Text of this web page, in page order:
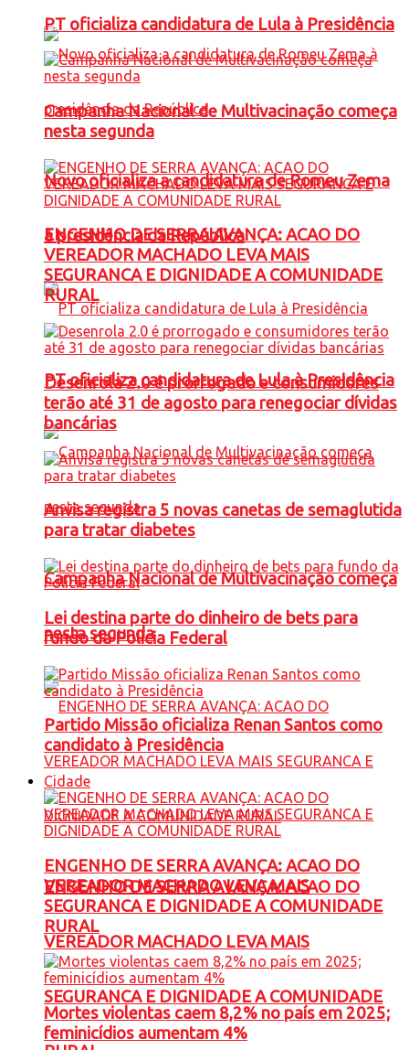
Novo oficializa a candidatura de Romeu Zema
à presidência da República
PT oficializa candidatura de Lula à Presidência
Campanha Nacional de Multivacinação começa
nesta segunda
ENGENHO DE SERRA AVANÇA: ACAO DO
VEREADOR MACHADO LEVA MAIS
SEGURANCA E DIGNIDADE A COMUNIDADE
PT oficializa candidatura de Lula à Presidência
Campanha Nacional de Multivacinação começa
nesta segunda
ENGENHO DE SERRA AVANÇA: ACAO DO
VEREADOR MACHADO LEVA MAIS
SEGURANCA E DIGNIDADE A COMUNIDADE
RURAL
Desenrola 2.0 é prorrogado e consumidores
terão até 31 de agosto para renegociar dívidas
bancárias
Anvisa registra 5 novas canetas de semaglutida
para tratar diabetes
Lei destina parte do dinheiro de bets para
fundo da Polícia Federal
Partido Missão oficializa Renan Santos como
candidato à Presidência
Cidade
ENGENHO DE SERRA AVANÇA: ACAO DO
VEREADOR MACHADO LEVA MAIS
SEGURANCA E DIGNIDADE A COMUNIDADE
RURAL
Mortes violentas caem 8,2% no país em 2025;
feminicídios aumentam 4%